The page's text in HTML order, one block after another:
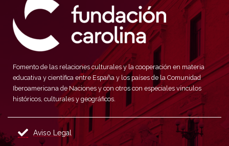
Fomento de las relaciones culturales y la cooperación en materia
educativa y científica entre España y los países de la Comunidad
Iberoamericana de Naciones y con otros con especiales vínculos
históricos, culturales y geográficos.
Aviso Legal